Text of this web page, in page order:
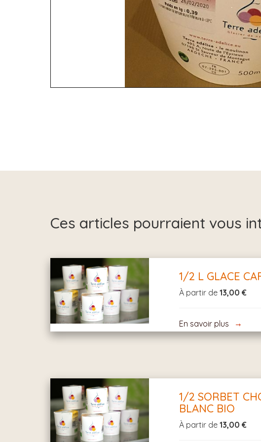
Ces articles pourraient vous
1/2 L GLACE
À partir de13,00 €
En savoir plus
1/2 SORBET
BLANC BIO
À partir de13,00 €